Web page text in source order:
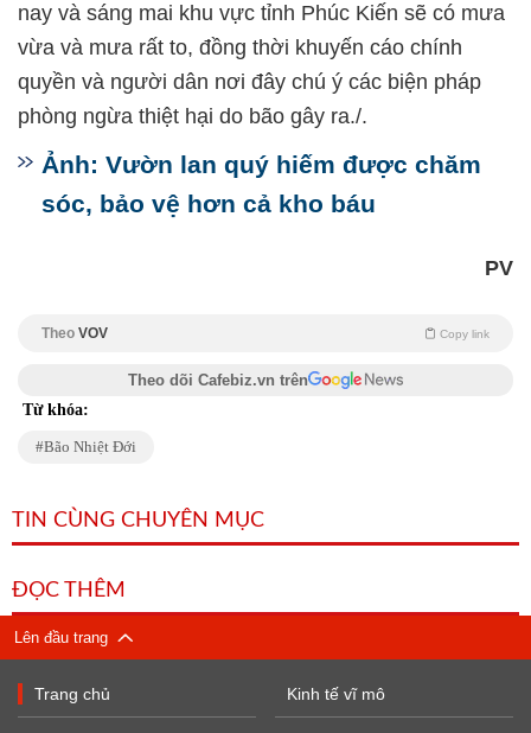
nay và sáng mai khu vực tỉnh Phúc Kiến sẽ có mưa
vừa và mưa rất to, đồng thời khuyến cáo chính
quyền và người dân nơi đây chú ý các biện pháp
phòng ngừa thiệt hại do bão gây ra./.
Ảnh: Vườn lan quý hiếm được chăm
sóc, bảo vệ hơn cả kho báu
PV
Theo VOV Copy link
Theo dõi Cafebiz.vn trên
Từ khóa:
Bão Nhiệt Đới
TIN CÙNG CHUYÊN MỤC
ĐỌC THÊM
Lên đầu trang
Trang chủ Kinh tế vĩ mô